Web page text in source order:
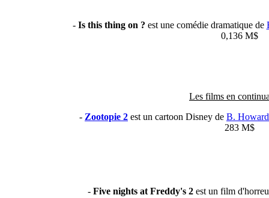
- Is this thing on ? est une comédie dramatique de
0,136 M$
Les films en
- Zootopie 2 est un cartoon Disney de B. Howard
283 M$
- Five nights at Freddy's 2 est un film